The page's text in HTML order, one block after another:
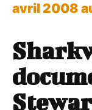
avril 2008